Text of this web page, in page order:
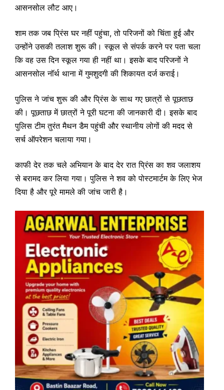
आसनसोल लौट आए।
शाम तक जब प्रिंस घर नहीं पहुंचा, तो परिजनों को चिंता हुई और
उन्होंने उसकी तलाश शुरू की। स्कूल से संपर्क करने पर पता चला
कि वह उस दिन स्कूल गया ही नहीं था। इसके बाद परिजनों ने
आसनसोल नॉर्थ थाना में गुमशुदगी की शिकायत दर्ज कराई।
पुलिस ने जांच शुरू की और प्रिंस के साथ गए छात्रों से पूछताछ
की। पूछताछ में छात्रों ने पूरी घटना की जानकारी दी। इसके बाद
पुलिस टीम तुरंत मैथन डैम पहुंची और स्थानीय लोगों की मदद से
सर्च ऑपरेशन चलाया गया।
काफी देर तक चले अभियान के बाद देर रात प्रिंस का शव जलाशय
से बरामद कर लिया गया। पुलिस ने शव को पोस्टमार्टम के लिए भेज
दिया है और पूरे मामले की जांच जारी है।